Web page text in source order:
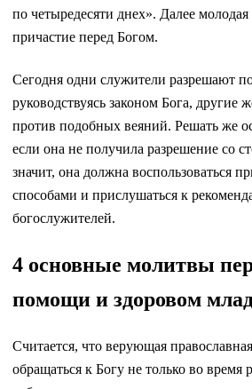
по четыредесяти днех». Далее
причастие перед Богом.
Сегодня одни служители разрешают
руководствуясь законом Бога, другие
против подобных веяний. Решать же
если она не получила разрешение со
значит, она должна воспользоваться
способами и прислушаться к
богослужителей.
4 основные молитвы
помощи и здоровом
Считается, что верующая
обращаться к Богу не только во время